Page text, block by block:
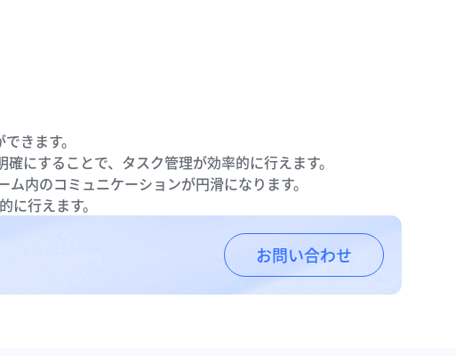
きます。
にすることで、タスク管理が効率的に行えます。
内のコミュニケーションが円滑になります。
行えます。
お問い合わせ